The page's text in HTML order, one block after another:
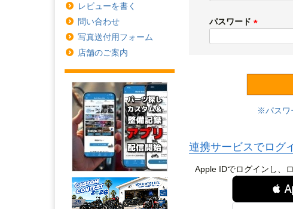
レビューを書く
問い合わせ
写真送付用フォーム
店舗のご案内
)
パスワード
)
パスワ
連携サービスでログ
Apple IDでログインし、
